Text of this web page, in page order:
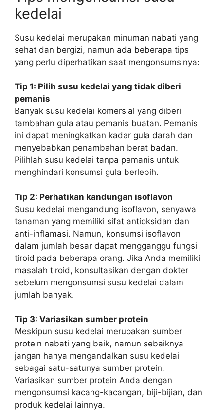
kedelai
Susu kedelai merupakan minuman nabati yang
sehat dan bergizi, namun ada beberapa tips
yang perlu diperhatikan saat mengonsumsinya:
Tip 1: Pilih susu kedelai yang tidak diberi
pemanis
Banyak susu kedelai komersial yang diberi
tambahan gula atau pemanis buatan. Pemanis
ini dapat meningkatkan kadar gula darah dan
menyebabkan penambahan berat badan.
Pilihlah susu kedelai tanpa pemanis untuk
menghindari konsumsi gula berlebih.
Tip 2: Perhatikan kandungan isoflavon
Susu kedelai mengandung isoflavon, senyawa
tanaman yang memiliki sifat antioksidan dan
anti-inflamasi. Namun, konsumsi isoflavon
dalam jumlah besar dapat mengganggu fungsi
tiroid pada beberapa orang. Jika Anda memiliki
masalah tiroid, konsultasikan dengan dokter
sebelum mengonsumsi susu kedelai dalam
jumlah banyak.
Tip 3: Variasikan sumber protein
Meskipun susu kedelai merupakan sumber
protein nabati yang baik, namun sebaiknya
jangan hanya mengandalkan susu kedelai
sebagai satu-satunya sumber protein.
Variasikan sumber protein Anda dengan
mengonsumsi kacang-kacangan, biji-bijian, dan
produk kedelai lainnya.